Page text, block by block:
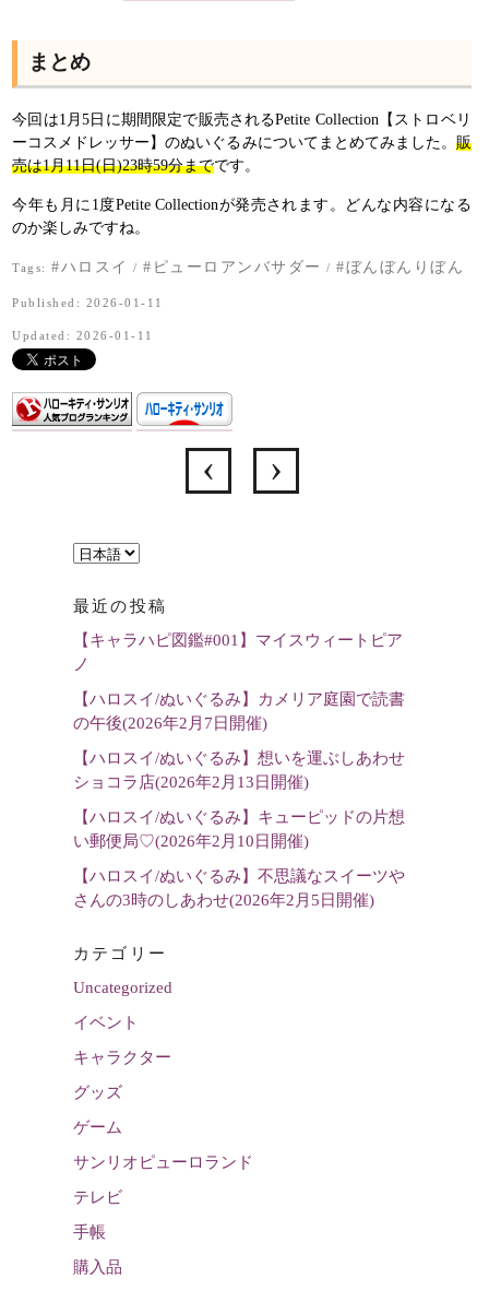
まとめ
今回は1月5日に期間限定で販売されるPetite Collection【ストロベリ
ーコスメドレッサー】のぬいぐるみについてまとめてみました。 販
売は1月11日(日)23時59分までです。
今年も月に1度Petite Collectionが発売されます。どんな内容になる
のか楽しみですね。
Tags:#ハロスイ /#ピューロアンバサダー /#ぼんぼんりぼん
Published: 2026-01-11
Updated: 2026-01-11
言
を
選
最近の投稿
【キャラハピ図鑑#001】マイスウィートピア
ノ
【ハロスイ/ぬいぐるみ】カメリア庭園で読書
の午後(2026年2月7日開催)
【ハロスイ/ぬいぐるみ】想いを運ぶしあわせ
ショコラ店(2026年2月13日開催)
【ハロスイ/ぬいぐるみ】キューピッドの片想
い郵便局♡(2026年2月10日開催)
【ハロスイ/ぬいぐるみ】不思議なスイーツや
さんの3時のしあわせ(2026年2月5日開催)
カテゴリー
Uncategorized
イベント
キャラクター
グッズ
ゲーム
サンリオピューロランド
テレビ
手帳
購入品